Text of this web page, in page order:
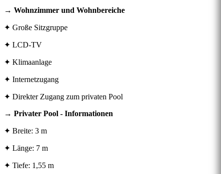
→ Wohnzimmer und Wohnbereiche
✦ Große Sitzgruppe
✦ LCD-TV
✦ Klimaanlage
✦ Internetzugang
✦ Direkter Zugang zum privaten Pool
→ Privater Pool - Informationen
✦ Breite: 3 m
✦ Länge: 7 m
✦ Tiefe: 1,55 m